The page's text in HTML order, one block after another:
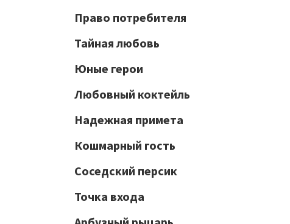
Право потребителя
Тайная любовь
Юные герои
Любовный коктейль
Надежная примета
Кошмарный гость
Соседский персик
Точка входа